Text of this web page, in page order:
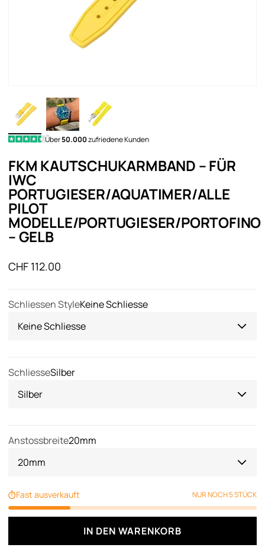
Über50.000zufriedene Kunden
FKM KAUTSCHUKARMBAND – FÜR
IWC
PORTUGIESER/AQUATIMER/ALLE
PILOT
MODELLE/PORTUGIESER/PORTOFINO
– GELB
Angebot
CHF 112.00
Schliessen StyleKeine Schliesse
Keine Schliesse
SchliesseSilber
Silber
Anstossbreite20mm
20mm
Fast ausverkauft NUR NOCH 5 STÜCK
IN DEN WARENKORB